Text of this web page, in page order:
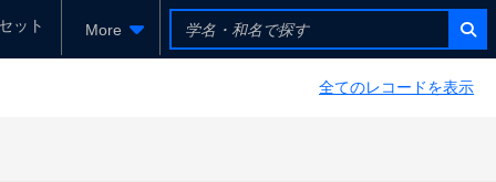
ット More
全てのレコードを表示